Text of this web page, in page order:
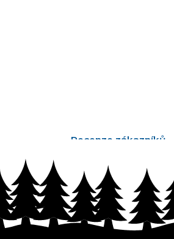
Recenze zákazníků